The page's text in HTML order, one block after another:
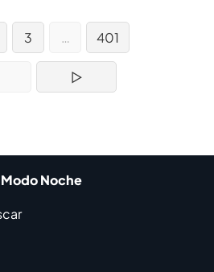
3 … 401
▷
Modo Noche